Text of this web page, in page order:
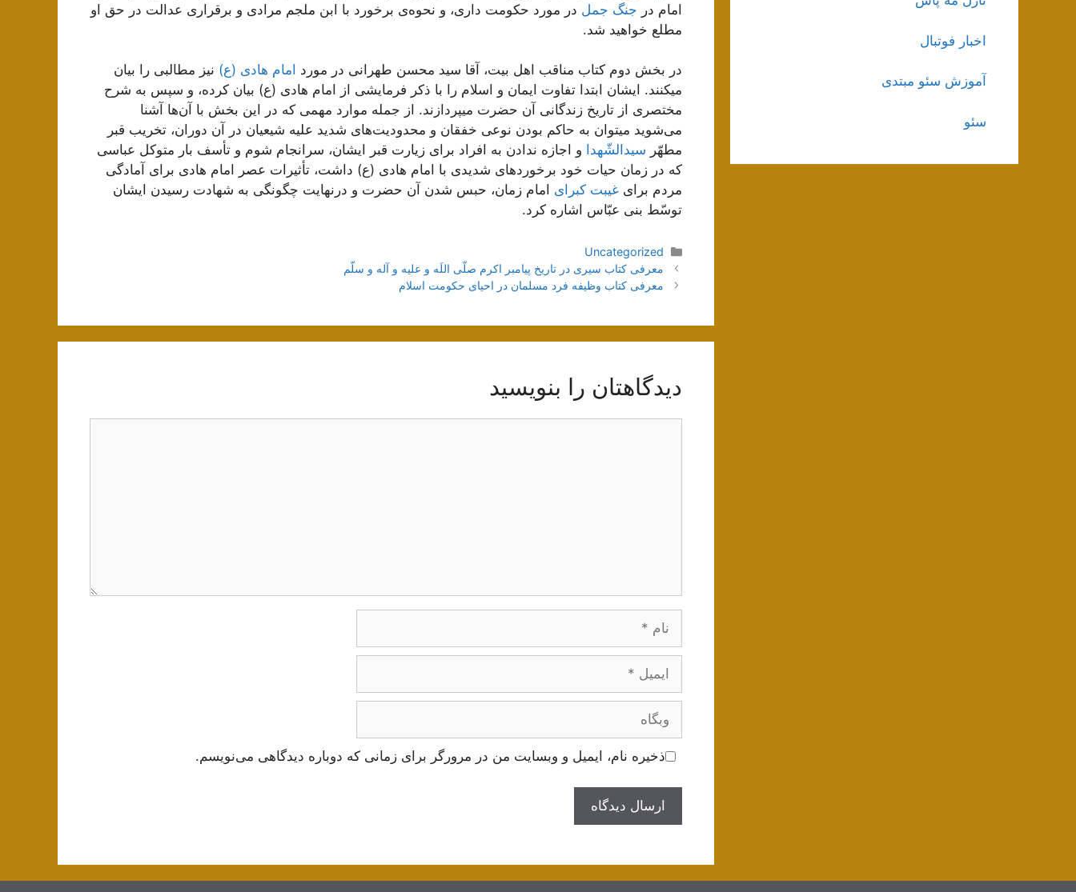
امام در جنگ جمل در مورد حکومت داری، و نحوه‌ی برخورد با ابن ملجم مرادی و برقراری عدالت در حق او
مطلع خواهید شد.
در بخش دوم کتاب مناقب اهل بیت، آقا سید محسن طهرانی در مورد امام هادی (ع) نیز مطالبی را بیان
میکنند. ایشان ابتدا تفاوت ایمان و اسلام را با ذکر فرمایشی از امام هادی (ع) بیان کرده، و سپس به شرح
مختصری از تاریخ زندگانی آن حضرت میپردازند. از جمله موارد مهمی که در این بخش با آن‌ها آشنا
می‌شوید میتوان به حاکم بودن نوعی خفقان و محدودیت‌های شدید علیه شیعیان در آن دوران، تخریب قبر
مطهّر سیدالشّهدا و اجازه ندادن به افراد برای زیارت قبر ایشان، سرانجام شوم و تأسف بار متوکل عباسی
که در زمان حیات خود برخوردهای شدیدی با امام هادی (ع) داشت، تأثیرات عصر امام هادی برای آمادگی
مردم برای غیبت کبرای امام زمان، حبس شدن آن حضرت و درنهایت چگونگی به شهادت رسیدن ایشان
توسّط بنی عبّاس اشاره کرد.
دسته‌ها
Uncategorized
ناوبری
نوشته‌ها
معرفی کتاب سیری در تاریخ پیامبر اکرم صلّی اللَه و علیه و آله و سلّم
معرفی کتاب وظیفه فرد مسلمان در احیای حکومت اسلام
دیدگاهتان را بنویسید
ایمیل
وبگاه
ذخیره نام، ایمیل و وبسایت من در مرورگر برای زمانی که دوباره دیدگاهی می‌نویسم.
اخبار فوتبال
آموزش سئو مبتدی
سئو